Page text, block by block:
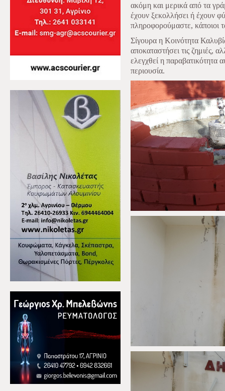
ακόμη και μερικά από τα
έχουν ξεκολλήσει ή έχουν
πληροφορούμαστε, κάποιοι
Σίγουρα η Κοινότητα
αποκαταστήσει τις ζημιές,
ελεγχθεί η παραβατικότητα
περιουσία.